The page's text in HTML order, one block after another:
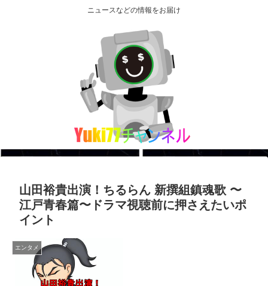
ニュースなどの情報をお届け
山田裕貴出演！ちるらん 新撰組鎮魂歌 〜
江戸青春篇〜ドラマ視聴前に押さえたいポ
イント
エンタメ